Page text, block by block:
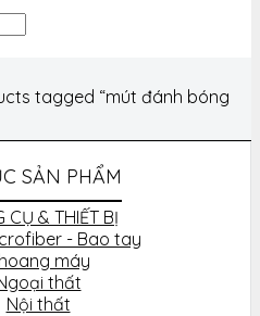
tagged “mút đánh bóng
SẢN PHẨM
CỤ & THIẾT BỊ
- Bao tay
máy
thất
Nội thất